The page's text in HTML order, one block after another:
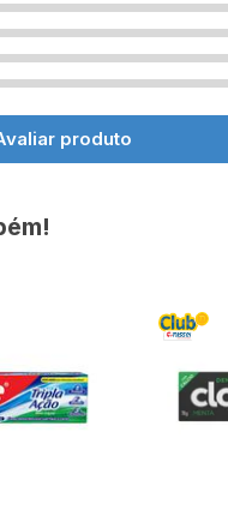
produto